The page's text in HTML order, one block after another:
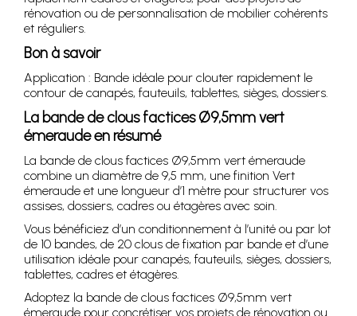
rénovation ou de personnalisation de mobilier cohérents
et réguliers.
Bon à savoir
Application : Bande idéale pour clouter rapidement le
contour de canapés, fauteuils, tablettes, sièges, dossiers.
La bande de clous factices Ø9,5mm vert
émeraude en résumé
La bande de clous factices Ø9,5mm vert émeraude
combine un diamètre de 9,5 mm, une finition Vert
émeraude et une longueur d’1 mètre pour structurer vos
assises, dossiers, cadres ou étagères avec soin.
Vous bénéficiez d’un conditionnement à l’unité ou par lot
de 10 bandes, de 20 clous de fixation par bande et d’une
utilisation idéale pour canapés, fauteuils, sièges, dossiers,
tablettes, cadres et étagères.
Adoptez la bande de clous factices Ø9,5mm vert
émeraude pour concrétiser vos projets de rénovation ou